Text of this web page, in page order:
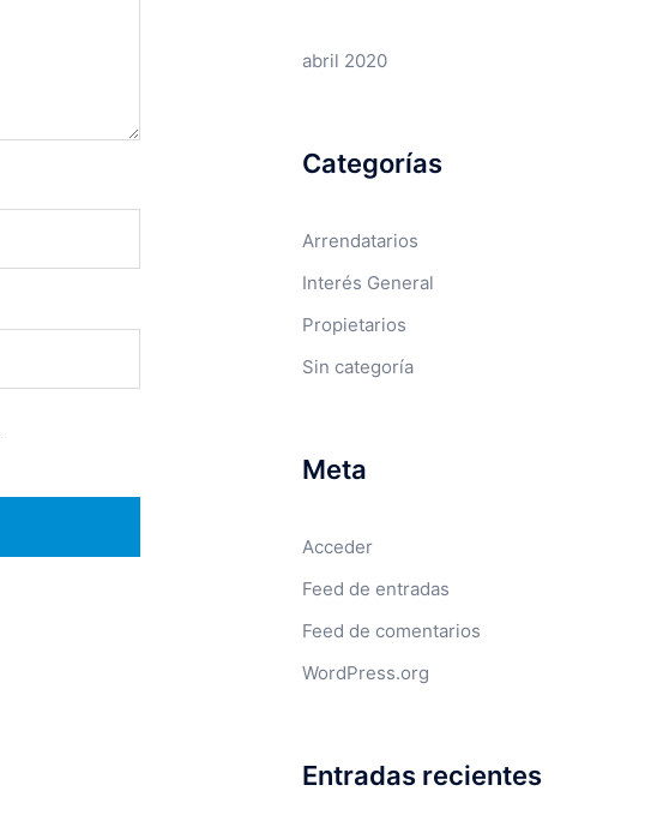
abril 2020
Categorías
Arrendatarios
Interés General
Propietarios
Sin categoría
Meta
Acceder
Feed de entradas
Feed de comentarios
WordPress.org
Entradas recientes